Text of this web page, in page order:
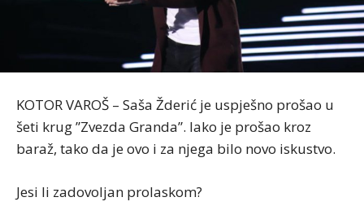
KOTOR VAROŠ – Saša Žderić je uspješno prošao u
šeti krug ”Zvezda Granda”. Iako je prošao kroz
baraž, tako da je ovo i za njega bilo novo iskustvo.
Jesi li zadovoljan prolaskom?